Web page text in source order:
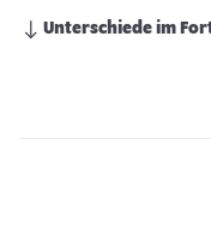
Unterschiede im